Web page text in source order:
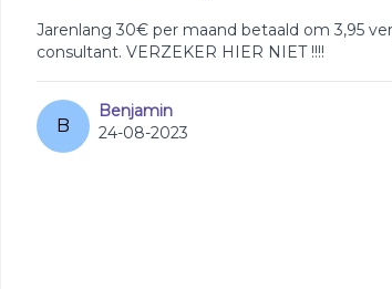
Jarenlang 30€ per maand betaald om 3,95
consultant. VERZEKER HIER NIET !!!!
B
Benjamin
24-08-2023